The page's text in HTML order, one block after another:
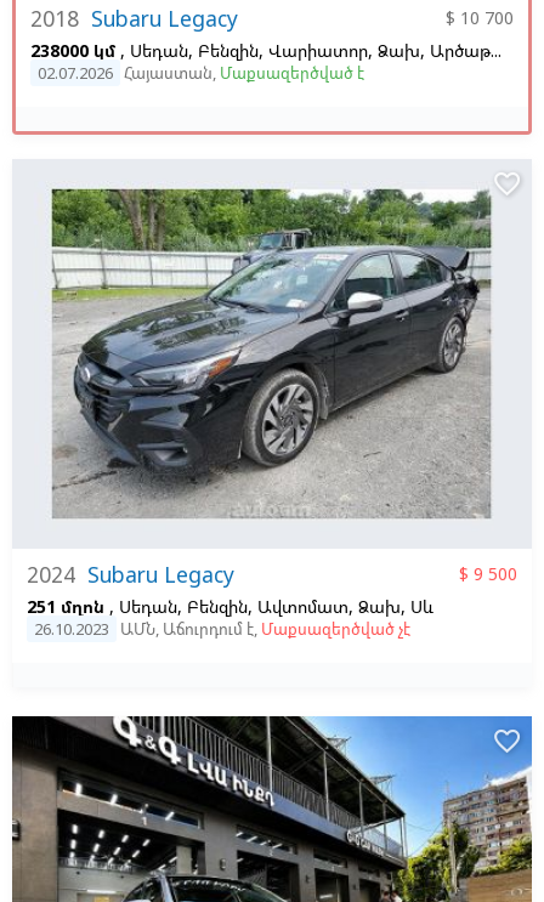
2018 Subaru Legacy
$ 10 700
238000 կմ , Սեդան, Բենզին, Վարիատոր, Ձախ, Արծաթագույն,
02.07.2026 Հայաստան, Մաքսազերծված է
2024 Subaru Legacy
$ 9 500
251 մղոն , Սեդան, Բենզին, Ավտոմատ, Ձախ, Սև
26.10.2023 ԱՄՆ, Աճուրդում է, Մաքսազերծված չէ
favorite_border
favorite_border